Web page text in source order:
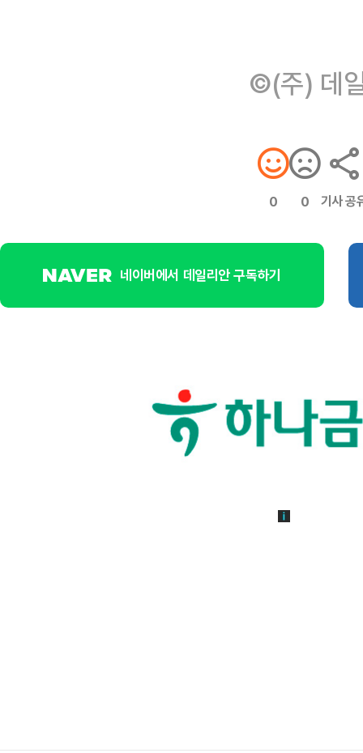
©(주) 데
0 0 기사 공
네이버에서 데일리안 구독하기